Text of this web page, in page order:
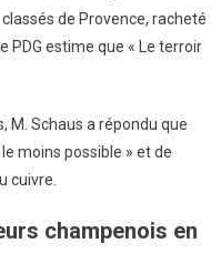
de Provence, racheté
PDG estime que « Le terroir
M. Schaus a répondu que
moins possible » et de
cuivre.
champenois en